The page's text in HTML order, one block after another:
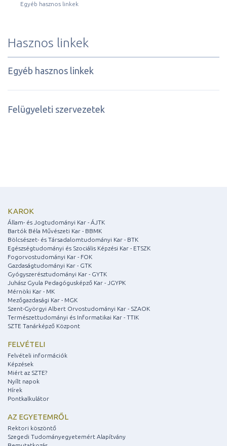
Egyéb hasznos linkek
Hasznos linkek
Egyéb hasznos linkek
Felügyeleti szervezetek
KAROK
Állam- és Jogtudományi Kar - ÁJTK
Bartók Béla Művészeti Kar - BBMK
Bölcsészet- és Társadalomtudományi Kar - BTK
Egészségtudományi és Szociális Képzési Kar - ETSZK
Fogorvostudományi Kar - FOK
Gazdaságtudományi Kar - GTK
Gyógyszerésztudományi Kar - GYTK
Juhász Gyula Pedagógusképző Kar - JGYPK
Mérnöki Kar - MK
Mezőgazdasági Kar - MGK
Szent-Györgyi Albert Orvostudományi Kar - SZAOK
Természettudományi és Informatikai Kar - TTIK
SZTE Tanárképző Központ
FELVÉTELI
Felvételi információk
Képzések
Miért az SZTE?
Nyílt napok
Hírek
Pontkalkulátor
AZ EGYETEMRŐL
Rektori köszöntő
Szegedi Tudományegyetemért Alapítvány